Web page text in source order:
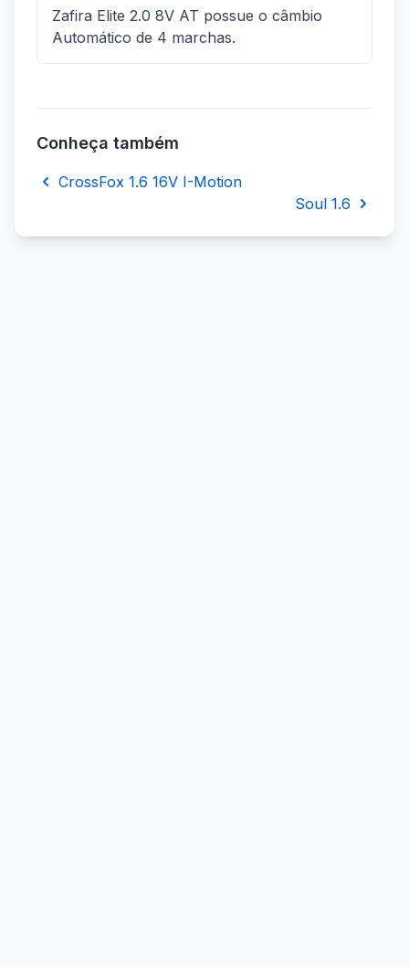
Zafira Elite 2.0 8V AT possue o câmbio
Automático de 4 marchas.
Conheça também
CrossFox 1.6 16V I-Motion
Soul 1.6